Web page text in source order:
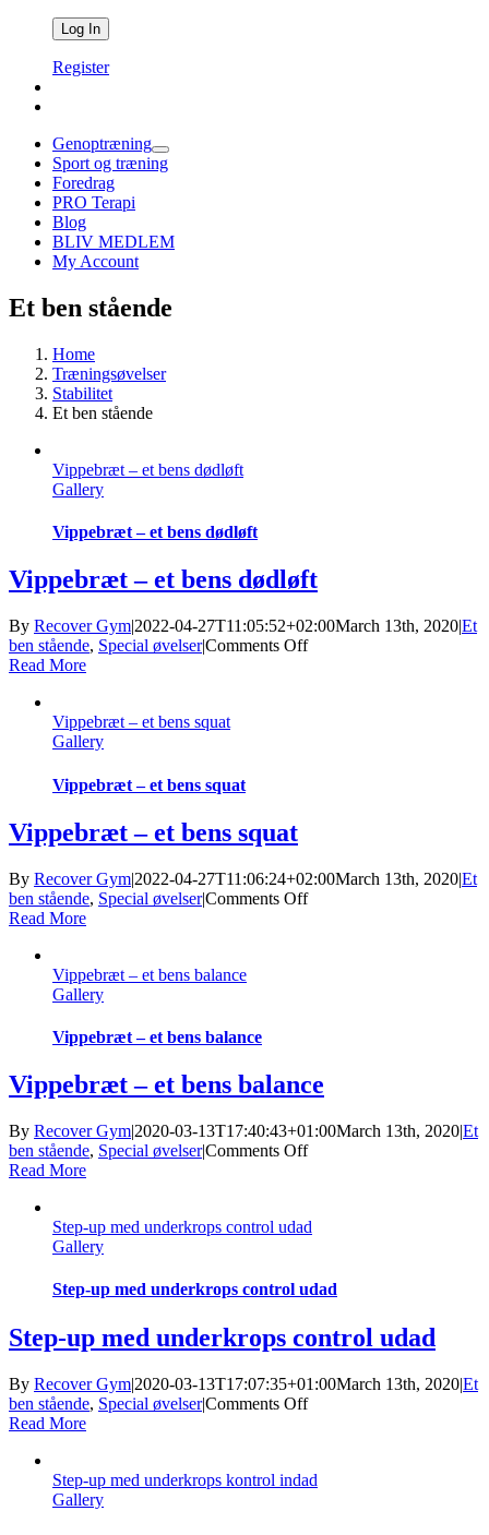
Register
Genoptræning
Sport og træning
Foredrag
PRO Terapi
Blog
BLIV MEDLEM
My Account
Et ben stående
Home
Træningsøvelser
Stabilitet
Et ben stående
Vippebræt – et bens dødløft
Gallery
Vippebræt – et bens dødløft
Vippebræt – et bens dødløft
By Recover Gym|2022-04-27T11:05:52+02:00March 13th, 2020|Et
ben stående, Special øvelser|Comments Offon
Read More
Vippebræt – et bens squat
Gallery
Vippebræt – et bens squat
Vippebræt – et bens squat
By Recover Gym|2022-04-27T11:06:24+02:00March 13th, 2020|Et
ben stående, Special øvelser|Comments Offon
Read More
Vippebræt – et bens balance
Gallery
Vippebræt – et bens balance
Vippebræt – et bens balance
By Recover Gym|2020-03-13T17:40:43+01:00March 13th, 2020|Et
ben stående, Special øvelser|Comments Offon
bens
Read More
Step-up med underkrops control udad
Gallery
Step-up med underkrops control udad
Step-up med underkrops control udad
By Recover Gym|2020-03-13T17:07:35+01:00March 13th, 2020|Et
ben stående, Special øvelser|Comments Offon
underkrops
Read More
Step-up med underkrops kontrol indad
Gallery